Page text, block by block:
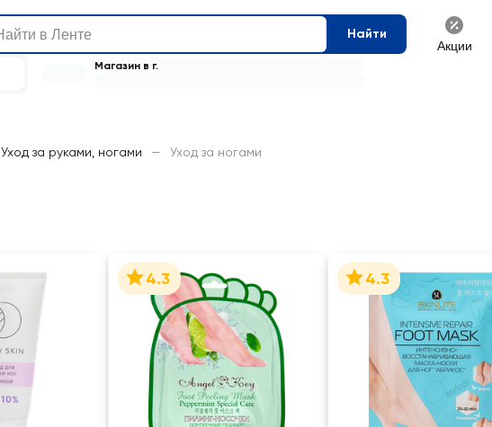
Найти
Акции
Магазин в г.
Уход за руками, ногами — Уход за ногами
4.3 4.3